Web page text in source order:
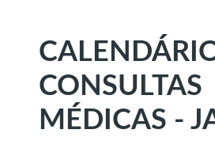
CONSULTAS
MÉDICAS -